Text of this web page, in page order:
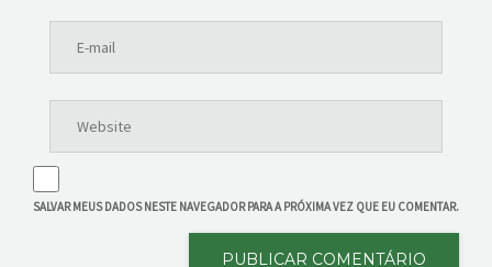
SALVAR MEUS DADOS NESTE NAVEGADOR PARA A PRÓXIMA VEZ QUE EU COMENTAR.